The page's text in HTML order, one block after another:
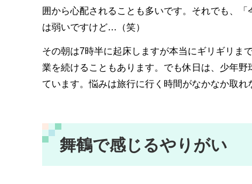
囲から心配されることも多いです。それでも、
は弱いですけど…（笑）
その朝は7時半に起床しますが本当にギリギリま
業を続けることもあります。でも休日は、少年
ています。悩みは旅行に行く時間がなかなか取れ
舞鶴で感じるやりがい